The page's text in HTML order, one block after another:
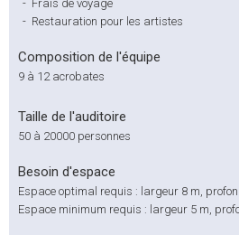
- Frais de voyage
- Restauration pour les artistes
Composition de l'équipe
9 à 12 acrobates
Taille de l'auditoire
50 à 20000 personnes
Besoin d'espace
Espace optimal requis : largeur 8 m,
Espace minimum requis : largeur 5 m,